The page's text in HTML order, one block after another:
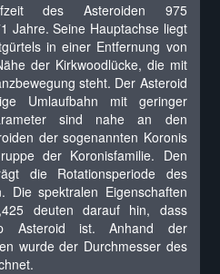
des Asteroiden 975
Jahre. Seine Hauptachse liegt
in einer Entfernung von
der Kirkwoodlücke, die mit
steht. Der Asteroid
Umlaufbahn mit geringer
sind nahe an den
der sogenannten Koronis
der Koronisfamilie. Den
die Rotationsperiode des
Die spektralen Eigenschaften
deuten darauf hin, dass
Asteroid ist. Anhand der
wurde der Durchmesser des